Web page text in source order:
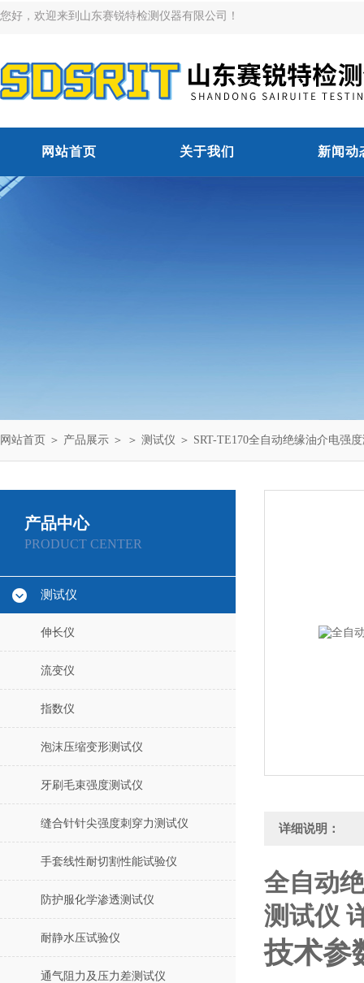
您好，欢迎来到山东赛锐特检测仪器有限公司！
网站首页 关于我们 新闻动
网站首页 ＞ 产品展示 ＞ ＞ 测试仪 ＞ SRT-TE170全自动绝缘油介电强
产品中心
PRODUCT CENTER
测试仪
伸长仪
流变仪
指数仪
泡沫压缩变形测试仪
牙刷毛束强度测试仪
缝合针针尖强度刺穿力测试仪
手套线性耐切割性能试验仪
防护服化学渗透测试仪
耐静水压试验仪
通气阻力及压力差测试仪
详细说明：
全自动
测试仪
技术参